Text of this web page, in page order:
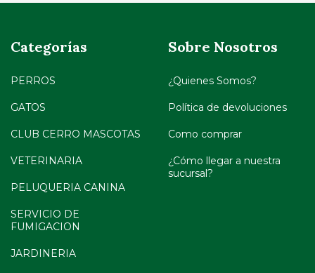
Categorías
PERROS
GATOS
CLUB CERRO MASCOTAS
VETERINARIA
PELUQUERIA CANINA
SERVICIO DE
FUMIGACION
JARDINERIA
Sobre Nosotros
¿Quienes Somos?
Política de devoluciones
Como comprar
¿Cómo llegar a nuestra
sucursal?